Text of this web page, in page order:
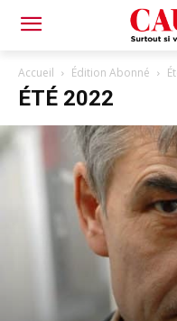
Accueil Édition Abonné
ÉTÉ 2022